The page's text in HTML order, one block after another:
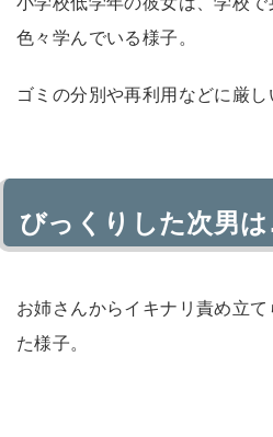
色々学んでいる様子。
ゴミの分別や再利用などに厳し
びっくりした次男
お姉さんからイキナリ責め立
た様子。